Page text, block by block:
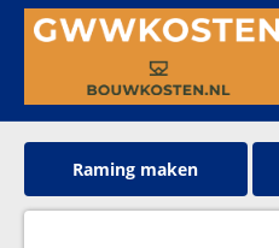
Raming maken